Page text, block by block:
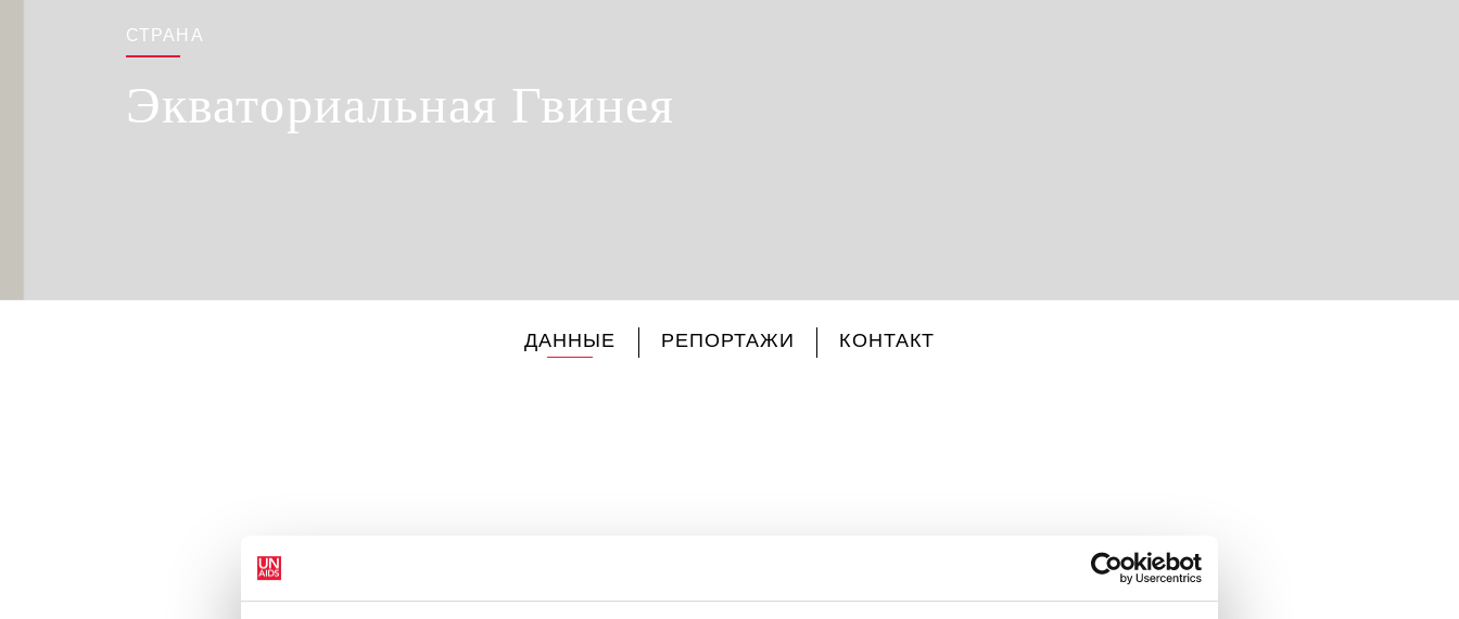
СТРАНА
Экваториальная Гвинея
ДАННЫЕ РЕПОРТАЖИ КОНТАКТ